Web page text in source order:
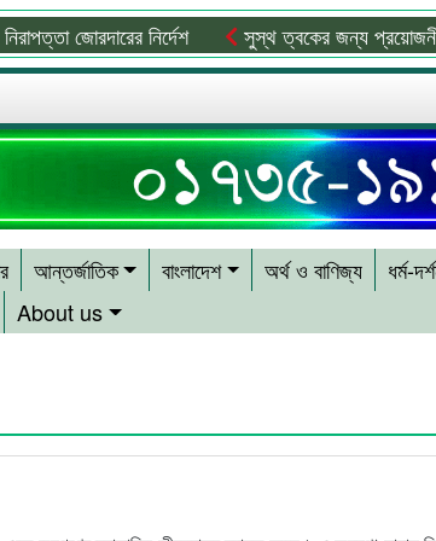
জোরদারের নির্দেশ সুস্থ ত্বকের জন্য প্রয়োজনীয়
আন্তর্জাতিক বাংলাদেশ অর্থ ও বাণিজ্য ধর্ম-
About us